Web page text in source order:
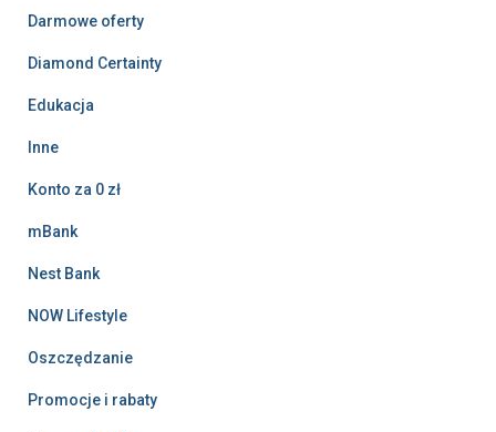
Darmowe oferty
Diamond Certainty
Edukacja
Inne
Konto za 0 zł
mBank
Nest Bank
NOW Lifestyle
Oszczędzanie
Promocje i rabaty